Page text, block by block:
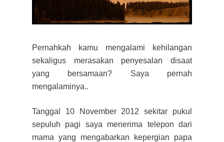
Pernahkah kamu mengalami kehilangan
sekaligus merasakan penyesalan disaat
yang bersamaan? Saya pernah
mengalaminya..
Tanggal 10 November 2012 sekitar pukul
sepuluh pagi saya menerima telepon dari
mama yang mengabarkan kepergian papa